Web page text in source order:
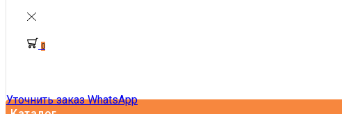
0
Уточнить заказ WhatsApp